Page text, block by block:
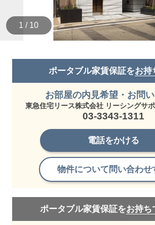
1 / 10
ポータブル家賃保証をお持
お部屋の内見希望・お問
東急住宅リース株式会社 リーシングサ
03-3343-1311
電話をかける
物件について問い合わせ
ポータブル家賃保証をお持ち